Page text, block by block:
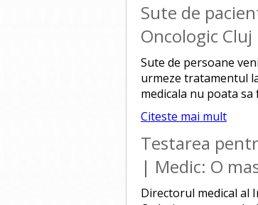
Sute de
Oncologic Cluj
Sute de persoane
urmeze tratamentul
medicala nu poata
Citeste mai mult
Testarea
| Medic: O
Directorul medical al